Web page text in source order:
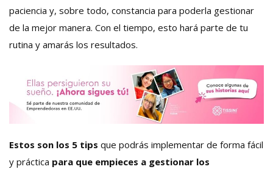
paciencia y, sobre todo, constancia para poderla gestionar
de la mejor manera. Con el tiempo, esto hará parte de tu
rutina y amarás los resultados.
Estos son los 5 tips que podrás implementar de forma fácil
y práctica para que empieces a gestionar los